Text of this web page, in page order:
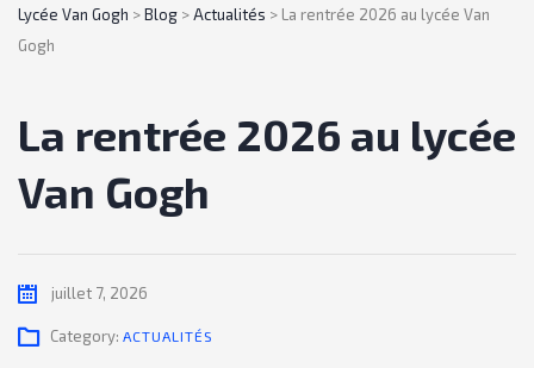
Lycée Van Gogh >Blog >Actualités > La rentrée 2026 au lycée Van
Gogh
La rentrée 2026 au lycée
Van Gogh
juillet 7, 2026
Category: ACTUALITÉS